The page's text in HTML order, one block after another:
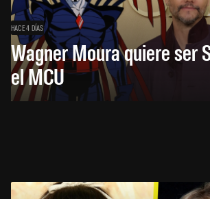
HACE 4 DÍAS
Wagner Moura quiere ser
el MCU